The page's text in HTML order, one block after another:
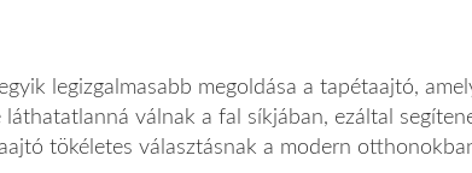
legizgalmasabb megoldása a tapétaajtó,
láthatatlanná válnak a fal síkjában, ezáltal
tökéletes választásnak a modern